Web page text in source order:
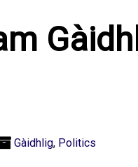
Gàidhlig, Politics